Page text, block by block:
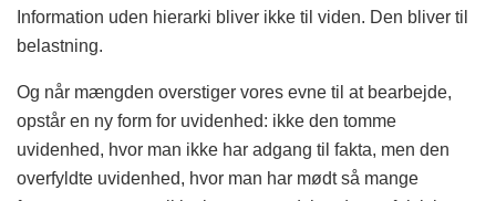
Information uden hierarki bliver ikke til viden. Den bliver til
belastning.
Og når mængden overstiger vores evne til at bearbejde,
opstår en ny form for uvidenhed: ikke den tomme
uvidenhed, hvor man ikke har adgang til fakta, men den
overfyldte uvidenhed, hvor man har mødt så mange